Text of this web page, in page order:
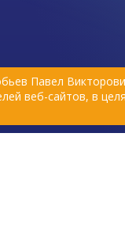
Павел
веб-сайтов, в